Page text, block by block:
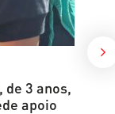
de 3 anos,
apoio